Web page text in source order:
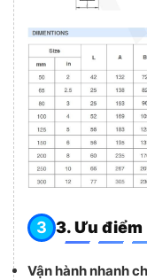
3. Ưu điểm
Vận hành nhanh